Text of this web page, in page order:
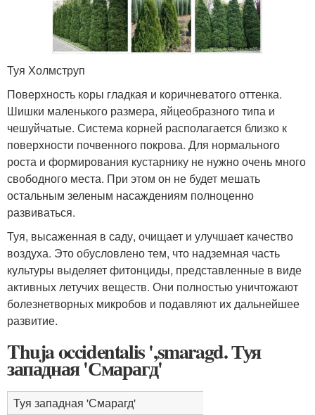
Туя Холмструп
Поверхность коры гладкая и коричневатого оттенка.
Шишки маленького размера, яйцеобразного типа и
чешуйчатые. Система корней располагается близко к
поверхности почвенного покрова. Для нормального
роста и формирования кустарнику не нужно очень много
свободного места. При этом он не будет мешать
остальным зеленым насаждениям полноценно
развиваться.
Туя, высаженная в саду, очищает и улучшает качество
воздуха. Это обусловлено тем, что надземная часть
культуры выделяет фитонциды, представленные в виде
активных летучих веществ. Они полностью уничтожают
болезнетворных микробов и подавляют их дальнейшее
развитие.
Thuja occidentalis ',smaragd. Туя
западная 'Смарагд'
Туя западная 'Смарагд'